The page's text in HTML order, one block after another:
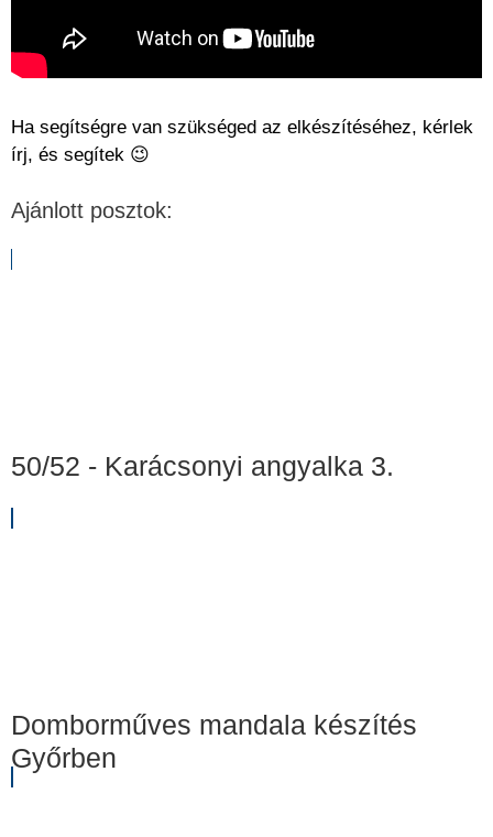
Ha segítségre van szükséged az elkészítéséhez, kérlek
írj, és segítek 😉
Ajánlott posztok:
50/52 - Karácsonyi angyalka 3.
Domborműves mandala készítés
Győrben